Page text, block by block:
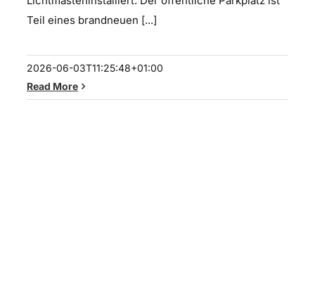
Teil eines brandneuen [...]
2026-06-03T11:25:48+01:00
Read More